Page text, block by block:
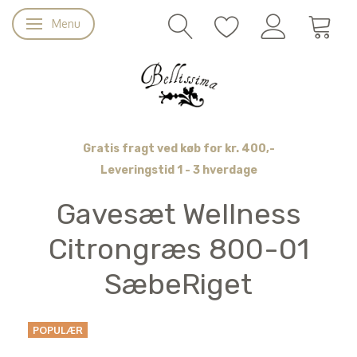
Skifte navigation
Menu
Gratis fragt ved køb for kr. 400,-
Leveringstid 1 - 3 hverdage
Gavesæt Wellness
Citrongræs 800-01
SæbeRiget
POPULÆR